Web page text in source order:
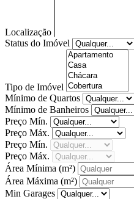
Localização
Status do Imóvel
Tipo de Imóvel
Mínimo de Quartos
Mínimo de Banheiros
Preço Mín.
Preço Máx.
Preço Mín.
Preço Máx.
Área Mínima (m²)
Área Máxima (m²)
Min Garages